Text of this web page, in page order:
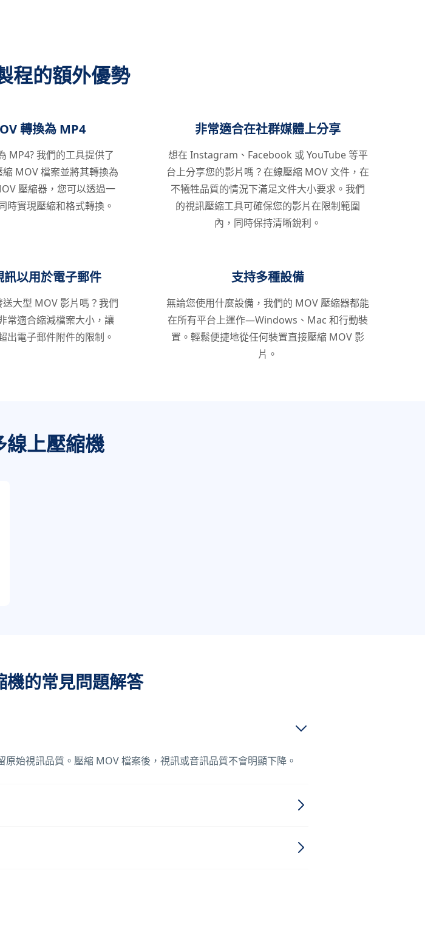
程的額外優勢
轉換為 MP4
MP4? 我們的工具提供了
MOV 檔案並將其轉換為
壓縮器，您可以透過一
時實現壓縮和格式轉換。
非常適合在社群媒體上分享
想在 Instagram、Facebook 或 YouTube 等平
台上分享您的影片嗎？在線壓縮 MOV 文件，在
不犧牲品質的情況下滿足文件大小要求。我們
的視訊壓縮工具可確保您的影片在限制範圍
內，同時保持清晰銳利。
以用於電子郵件
大型 MOV 影片嗎？我們
常適合縮減檔案大小，讓
出電子郵件附件的限制。
支持多種設備
無論您使用什麼設備，我們的 MOV 壓縮器都能
在所有平台上運作—Windows、Mac 和行動裝
置。輕鬆便捷地從任何裝置直接壓縮 MOV 影
片。
線上壓縮機
機的常見問題解答
始視訊品質。壓縮 MOV 檔案後，視訊或音訊品質不會明顯下降。